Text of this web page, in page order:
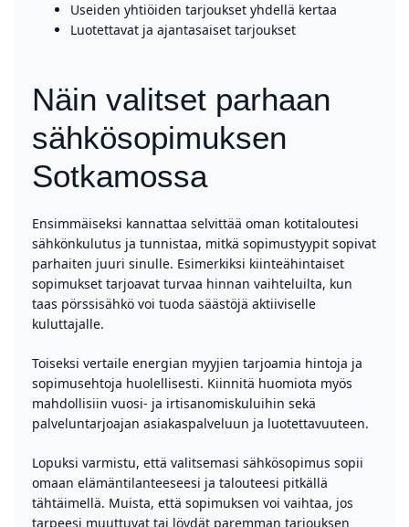
Useiden yhtiöiden tarjoukset yhdellä kertaa
Luotettavat ja ajantasaiset tarjoukset
Näin valitset parhaan
sähkösopimuksen
Sotkamossa
Ensimmäiseksi kannattaa selvittää oman kotitaloutesi
sähkönkulutus ja tunnistaa, mitkä sopimustyypit sopivat
parhaiten juuri sinulle. Esimerkiksi kiinteähintaiset
sopimukset tarjoavat turvaa hinnan vaihteluilta, kun
taas pörssisähkö voi tuoda säästöjä aktiiviselle
kuluttajalle.
Toiseksi vertaile energian myyjien tarjoamia hintoja ja
sopimusehtoja huolellisesti. Kiinnitä huomiota myös
mahdollisiin vuosi- ja irtisanomiskuluihin sekä
palveluntarjoajan asiakaspalveluun ja luotettavuuteen.
Lopuksi varmistu, että valitsemasi sähkösopimus sopii
omaan elämäntilanteeseesi ja talouteesi pitkällä
tähtäimellä. Muista, että sopimuksen voi vaihtaa, jos
tarpeesi muuttuvat tai löydät paremman tarjouksen